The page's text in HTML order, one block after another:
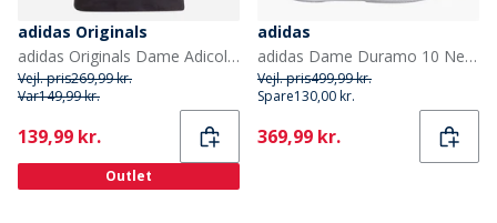
adidas Originals
adidas Originals Dame Adicolor 3 striber Trefoil T-shirt Sort
Vejl. pris269,99 kr.
Var149,99 kr.
Current
139,99 kr.
Outlet
adidas
adidas Dame Duramo 10 Neutrale Løbesko Silver Violet/Silver Metallic/Silver Dawn
Vejl. pris499,99 kr.
Spare130,00 kr.
Current
369,99 kr.